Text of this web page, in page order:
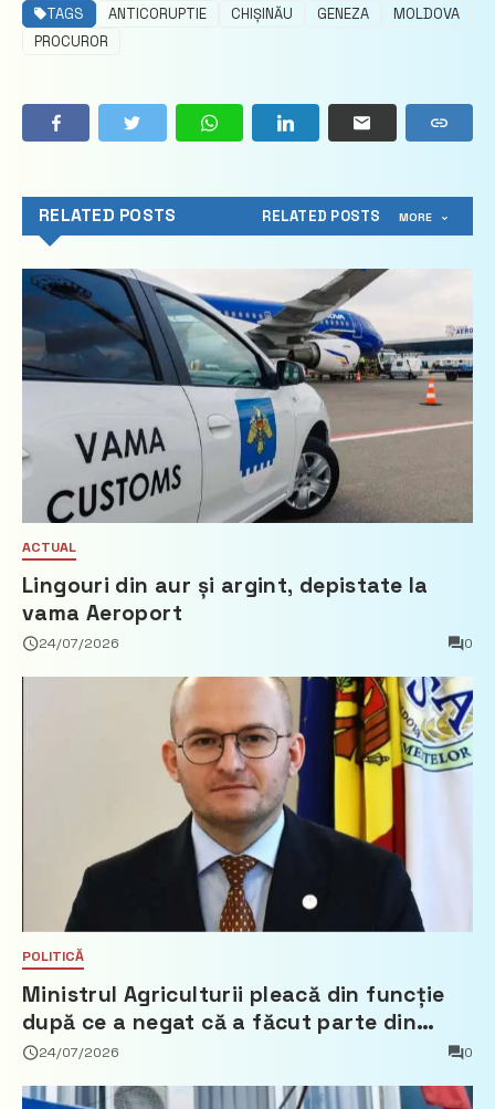
TAGS ANTICORUPTIE CHIȘINĂU GENEZA
MOLDOVA
PROCUROR
RELATED POSTS RELATED POSTS MORE
ACTUAL
Lingouri din aur și argint, depistate la
vama Aeroport
24/07/2026 0
POLITICĂ
Ministrul Agriculturii pleacă din funcție
după ce a negat că a făcut parte din
Partidul Democrat
24/07/2026 0